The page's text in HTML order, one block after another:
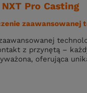
Pro Casting
z przynętą –
oferująca